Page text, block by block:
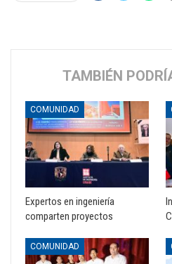
TAMBIÉN
COMUNIDAD
Expertos en ingeniería
comparten proyectos
COMUNIDAD